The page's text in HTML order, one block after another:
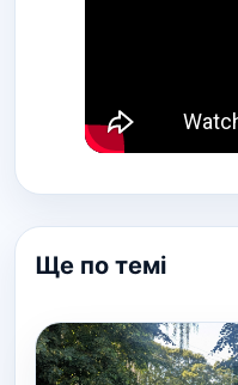
Ще по темі